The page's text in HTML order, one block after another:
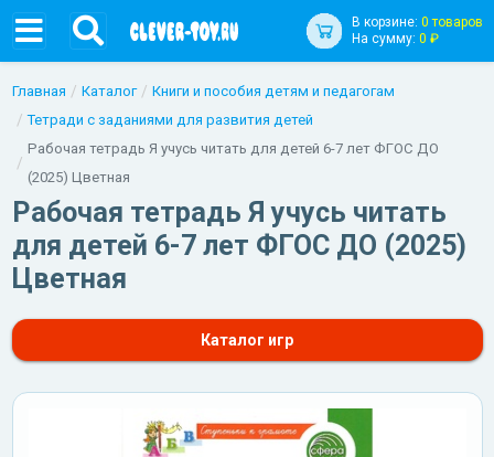
В корзине: 0 товаров
На сумму: 0 ₽
Главная Каталог
Книги и пособия детям и педагогам
Тетради с заданиями для развития детей
Рабочая тетрадь Я учусь читать для детей 6-7 лет ФГОС ДО
(2025) Цветная
Рабочая тетрадь Я учусь читать
для детей 6-7 лет ФГОС ДО (2025)
Цветная
Каталог игр